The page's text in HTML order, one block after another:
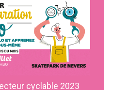
cyclable 2023